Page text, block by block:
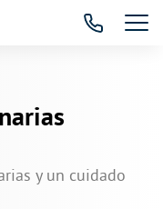
y un cuidado